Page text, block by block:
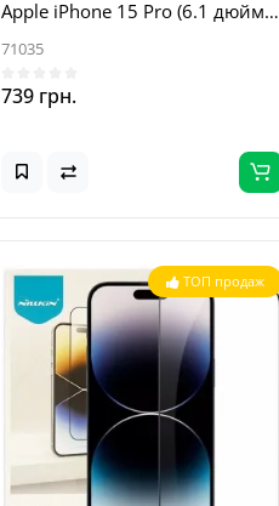
Apple iPhone 15 Pro (6.1 дюйма)
71035
739 грн.
ТОП продаж